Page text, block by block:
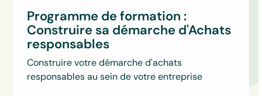
Programme de formation :
Construire sa démarche d'Achats
responsables
Construire votre démarche d'achats
responsables au sein de votre entreprise